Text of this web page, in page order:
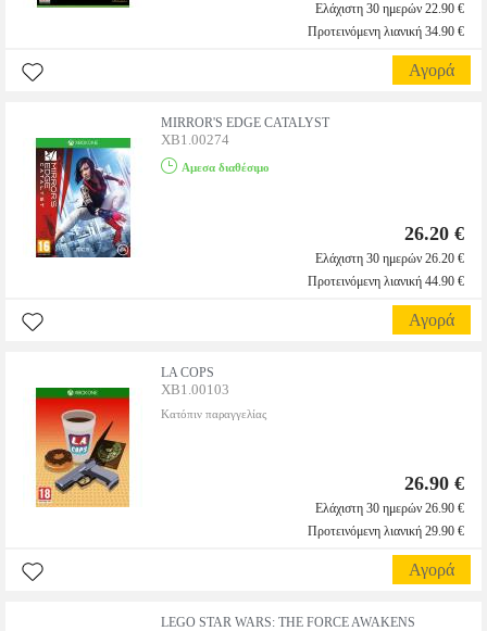
Ελάχιστη 30 ημερών 22.90 €
Προτεινόμενη λιανική 34.90 €
Αγορά
MIRROR'S EDGE CATALYST
XB1.00274
Αμεσα διαθέσιμο
26.20 €
Ελάχιστη 30 ημερών 26.20 €
Προτεινόμενη λιανική 44.90 €
Αγορά
LA COPS
XB1.00103
Κατόπιν παραγγελίας
26.90 €
Ελάχιστη 30 ημερών 26.90 €
Προτεινόμενη λιανική 29.90 €
Αγορά
LEGO STAR WARS: THE FORCE AWAKENS